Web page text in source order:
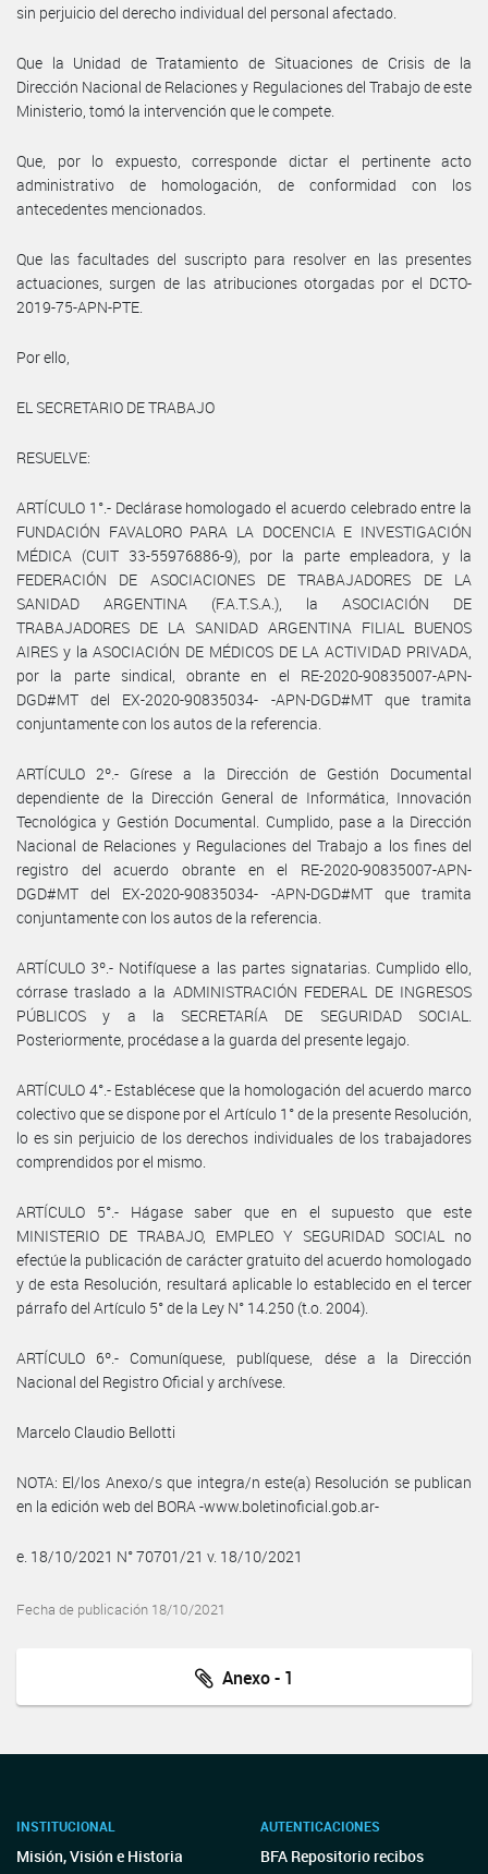
sin perjuicio del derecho individual del personal afectado.
Que la Unidad de Tratamiento de Situaciones de Crisis de la
Dirección Nacional de Relaciones y Regulaciones del Trabajo de este
Ministerio, tomó la intervención que le compete.
Que, por lo expuesto, corresponde dictar el pertinente acto
administrativo de homologación, de conformidad con los
antecedentes mencionados.
Que las facultades del suscripto para resolver en las presentes
actuaciones, surgen de las atribuciones otorgadas por el DCTO-
2019-75-APN-PTE.
Por ello,
EL SECRETARIO DE TRABAJO
RESUELVE:
ARTÍCULO 1°.- Declárase homologado el acuerdo celebrado entre la
FUNDACIÓN FAVALORO PARA LA DOCENCIA E INVESTIGACIÓN
MÉDICA (CUIT 33-55976886-9), por la parte empleadora, y la
FEDERACIÓN DE ASOCIACIONES DE TRABAJADORES DE LA
SANIDAD ARGENTINA (F.A.T.S.A.), la ASOCIACIÓN DE
TRABAJADORES DE LA SANIDAD ARGENTINA FILIAL BUENOS
AIRES y la ASOCIACIÓN DE MÉDICOS DE LA ACTIVIDAD PRIVADA,
por la parte sindical, obrante en el RE-2020-90835007-APN-
DGD#MT del EX-2020-90835034- -APN-DGD#MT que tramita
conjuntamente con los autos de la referencia.
ARTÍCULO 2º.- Gírese a la Dirección de Gestión Documental
dependiente de la Dirección General de Informática, Innovación
Tecnológica y Gestión Documental. Cumplido, pase a la Dirección
Nacional de Relaciones y Regulaciones del Trabajo a los fines del
registro del acuerdo obrante en el RE-2020-90835007-APN-
DGD#MT del EX-2020-90835034- -APN-DGD#MT que tramita
conjuntamente con los autos de la referencia.
ARTÍCULO 3º.- Notifíquese a las partes signatarias. Cumplido ello,
córrase traslado a la ADMINISTRACIÓN FEDERAL DE INGRESOS
PÚBLICOS y a la SECRETARÍA DE SEGURIDAD SOCIAL.
Posteriormente, procédase a la guarda del presente legajo.
ARTÍCULO 4°.- Establécese que la homologación del acuerdo marco
colectivo que se dispone por el Artículo 1° de la presente Resolución,
lo es sin perjuicio de los derechos individuales de los trabajadores
comprendidos por el mismo.
ARTÍCULO 5°.- Hágase saber que en el supuesto que este
MINISTERIO DE TRABAJO, EMPLEO Y SEGURIDAD SOCIAL no
efectúe la publicación de carácter gratuito del acuerdo homologado
y de esta Resolución, resultará aplicable lo establecido en el tercer
párrafo del Artículo 5° de la Ley N° 14.250 (t.o. 2004).
ARTÍCULO 6º.- Comuníquese, publíquese, dése a la Dirección
Nacional del Registro Oficial y archívese.
Marcelo Claudio Bellotti
NOTA: El/los Anexo/s que integra/n este(a) Resolución se publican
en la edición web del BORA -www.boletinoficial.gob.ar-
e. 18/10/2021 N° 70701/21 v. 18/10/2021
Fecha de publicación 18/10/2021
Anexo - 1
INSTITUCIONAL
Misión, Visión e Historia
AUTENTICACIONES
BFA Repositorio recibos